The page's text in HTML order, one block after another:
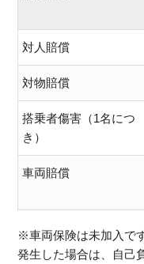
対人賠償
対物賠償
搭乗者傷害（1名につ
き）
車両賠償
※車両保険は未加入で
発生した場合は、自己